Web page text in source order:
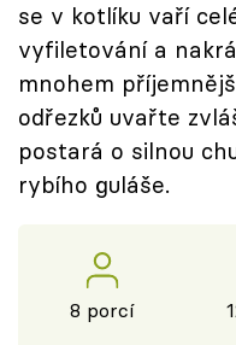
se v kotlíku vaří
vyfiletování a
mnohem
odřezků uvařte
postará o silnou
rybího guláše.
8 porcí